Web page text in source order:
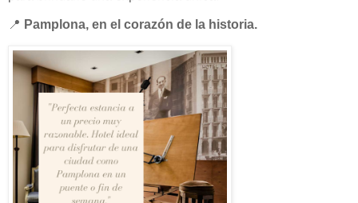
📍 Pamplona, en el corazón de la historia.